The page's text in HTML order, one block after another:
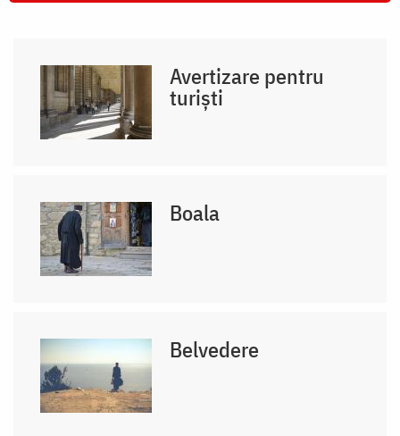
Avertizare pentru
turiști
Boala
Belvedere